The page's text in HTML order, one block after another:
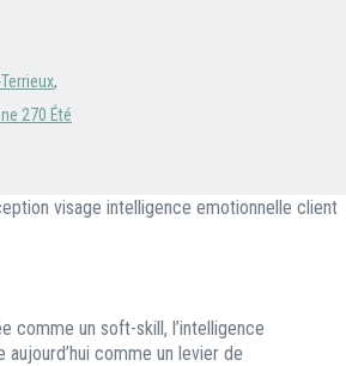
Les maîtres du bain
Nous contacter
,
270 Été
comme un soft-skill, l’intelligence
aujourd’hui comme un levier de